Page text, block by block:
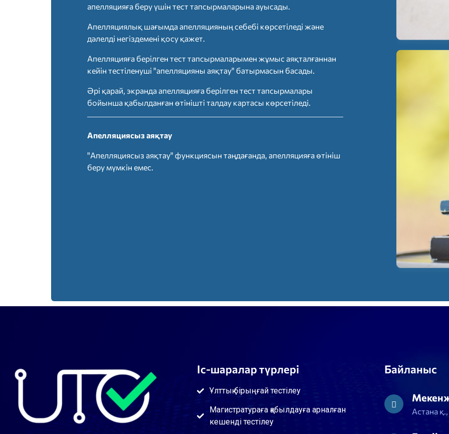
апелляцияға беру үшін тест тапсырмаларына ауысады.
Апелляциялық шағымда апелляцияның себебі көрсетіледі және
дәлелді негіздемені қосу қажет.
Апелляцияға берілген тест тапсырмаларымен жұмыс аяқталғаннан
кейін тестіленуші "апелляцияны аяқтау" батырмасын басады.
Әрі қарай, экранда апелляцияға берілген тест тапсырмалары
бойынша қабылданған өтінішті талдау картасы көрсетіледі.
Апелляциясыз аяқтау
"Апелляциясыз аяқтау" функциясын таңдағанда, апелляцияға өтініш
беру мүмкін емес.
Іс-шаралар түрлері
Ұлттық бірыңғай тестілеу
Магистратураға қабылдауға арналған
кешенді тестілеу
Байланыс
Астана